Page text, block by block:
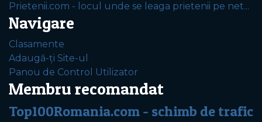
Prietenii.com - locul unde se leaga prietenii pe net...
Navigare
Clasamente
Adaugă-ți Site-ul
Panou de Control Utilizator
Membru recomandat
Top100Romania.com - schimb de trafic